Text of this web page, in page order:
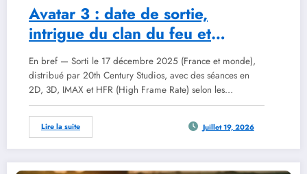
Avatar 3 : date de sortie,
intrigue du clan du feu et
réception critique en 2026
En bref — Sorti le 17 décembre 2025 (France et monde),
distribué par 20th Century Studios, avec des séances en
2D, 3D, IMAX et HFR (High Frame Rate) selon les…
Lire la suite Juillet 19, 2026